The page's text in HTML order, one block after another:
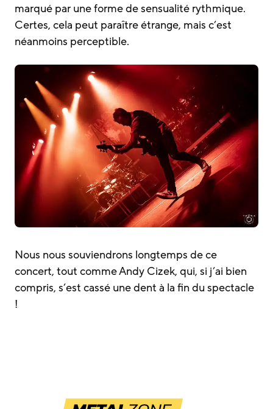
marqué par une forme de sensualité rythmique.
Certes, cela peut paraître étrange, mais c’est
néanmoins perceptible.
Nous nous souviendrons longtemps de ce
concert, tout comme Andy Cizek, qui, si j’ai bien
compris, s’est cassé une dent à la fin du spectacle
!